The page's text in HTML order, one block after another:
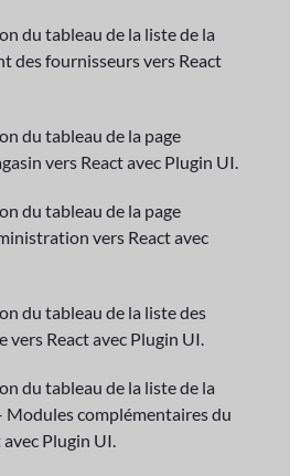
du tableau de la liste de la
des fournisseurs vers React
du tableau de la page
vers React avec Plugin UI.
du tableau de la page
vers React avec
du tableau de la liste des
vers React avec Plugin UI.
du tableau de la liste de la
Modules complémentaires du
Plugin UI.